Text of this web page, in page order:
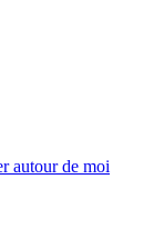
autour de moi